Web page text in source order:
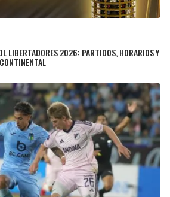
LIBERTADORES 2026: PARTIDOS, HORARIOS Y